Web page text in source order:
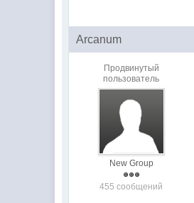
Arcanum
Продвинутый
пользователь
New Group
455 сообщений